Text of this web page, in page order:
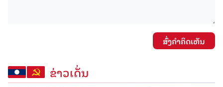
ສົ່ງຄໍາຄິດເຫັນ
ຂ່າວເດັ່ນ